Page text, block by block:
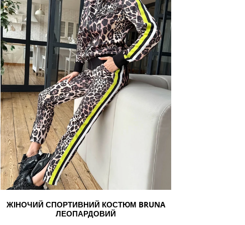
Леопардовий
ЖІНОЧИЙ СПОРТИВНИЙ КОСТЮМ BRUNA
ЛЕОПАРДОВИЙ